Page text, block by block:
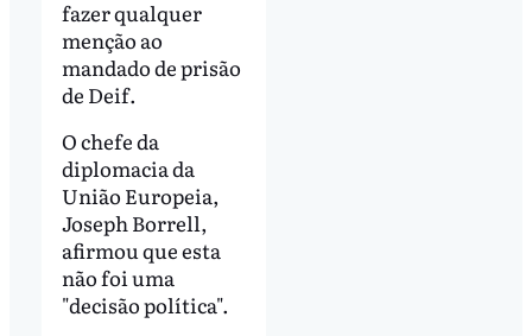
fazer qualquer
menção ao
mandado de prisão
de Deif.
O chefe da
diplomacia da
União Europeia,
Joseph Borrell,
afirmou que esta
não foi uma
"decisão política".